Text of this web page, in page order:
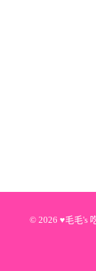
© 2026 ♥毛毛's